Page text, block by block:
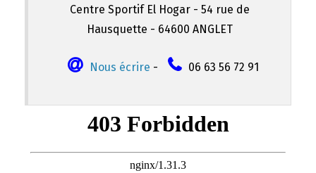
Centre Sportif El Hogar - 54 rue de
Hausquette - 64600 ANGLET
Nous écrire - 06 63 56 72 91